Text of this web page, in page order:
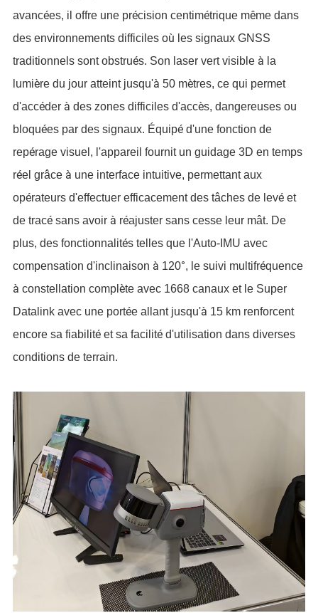
avancées, il offre une précision centimétrique même dans
des environnements difficiles où les signaux GNSS
traditionnels sont obstrués. Son laser vert visible à la
lumière du jour atteint jusqu'à 50 mètres, ce qui permet
d'accéder à des zones difficiles d'accès, dangereuses ou
bloquées par des signaux. Équipéd'une fonction de
repérage visuel, l'appareil fournit un guidage 3D en temps
réel grâce à une interface intuitive, permettant aux
opérateurs d'effectuer efficacement des tâches de levéet
de tracésans avoir à réajuster sans cesse leur mât. De
plus, des fonctionnalités telles que l'Auto-IMU avec
compensation d'inclinaison à 120°, le suivi multifréquence
à constellation compl ète avec 1668 canaux et le Super
Datalink avec une portée allant jusqu'à 15 km renforcent
encore sa fiabilitéet sa facilitéd'utilisation dans diverses
conditions de terrain.